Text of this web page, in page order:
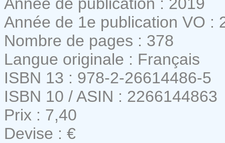
Année de 1e publication VO :
Nombre de pages : 378
Langue originale : Français
ISBN 13 : 978-2-26614486-5
ISBN 10 / ASIN : 2266144863
Prix : 7,40
Devise : €